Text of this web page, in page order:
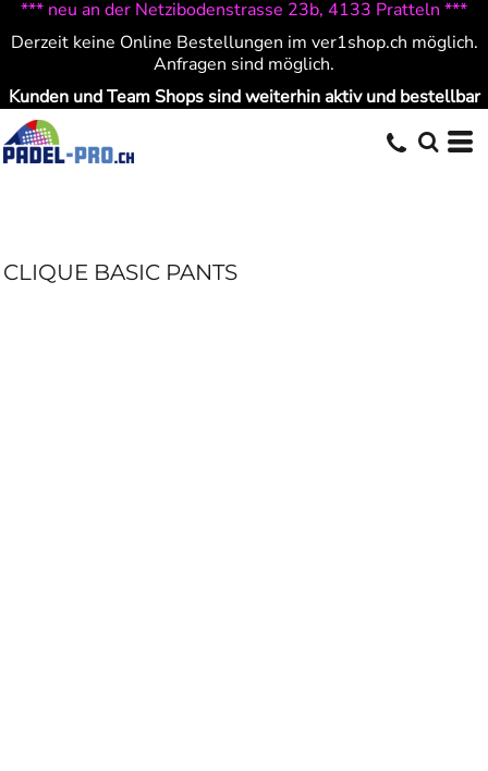
*** neu an der Netzibodenstrasse 23b, 4133 Pratteln ***
Derzeit keine Online Bestellungen im ver1shop.ch möglich.
Anfragen sind möglich.
Kunden und Team Shops sind weiterhin aktiv und bestellbar
CLIQUE BASIC PANTS